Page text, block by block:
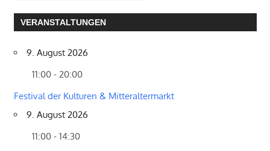
VERANSTALTUNGEN
9. August 2026
11:00 - 20:00
Festival der Kulturen & Mitteraltermarkt
9. August 2026
11:00 - 14:30